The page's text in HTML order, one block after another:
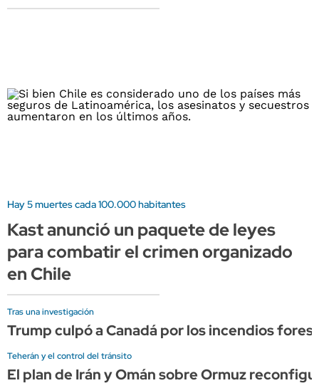
Hay 5 muertes cada 100.000 habitantes
Kast anunció un paquete de leyes
para combatir el crimen organizado
en Chile
Tras una investigación
Trump culpó a Canadá por los incendios
Teherán y el control del tránsito
El plan de Irán y Omán sobre Ormuz